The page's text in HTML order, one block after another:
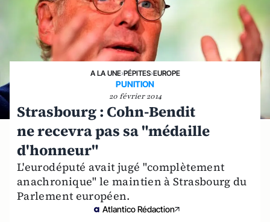
A LA UNE›PÉPITES›EUROPE
PUNITION
20 février 2014
Strasbourg : Cohn-Bendit
ne recevra pas sa "médaille
d'honneur"
L'eurodéputé avait jugé "complètement
anachronique" le maintien à Strasbourg du
Parlement européen.
Atlantico Rédaction